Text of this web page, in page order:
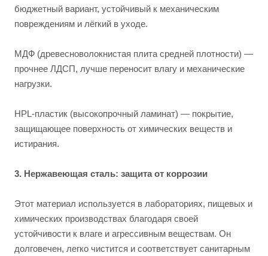
бюджетный вариант, устойчивый к механическим
повреждениям и лёгкий в уходе.
МДФ (древесноволокнистая плита средней плотности) —
прочнее ЛДСП, лучше переносит влагу и механические
нагрузки.
HPL-пластик (высокопрочный ламинат) — покрытие,
защищающее поверхность от химических веществ и
истирания.
3. Нержавеющая сталь: защита от коррозии
Этот материал используется в лабораториях, пищевых и
химических производствах благодаря своей
устойчивости к влаге и агрессивным веществам. Он
долговечен, легко чистится и соответствует санитарным